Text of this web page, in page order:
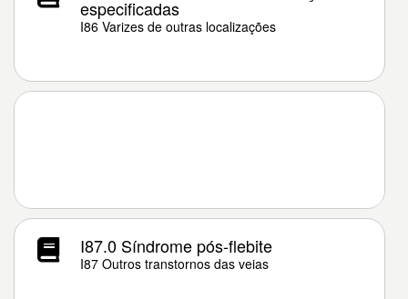
especificadas
I86 Varizes de outras localizações
I87.0 Síndrome pós-flebite
I87 Outros transtornos das veias